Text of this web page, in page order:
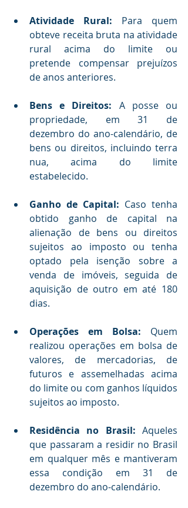
Atividade Rural: Para quem
obteve receita bruta na atividade
rural acima do limite ou
pretende compensar prejuízos
de anos anteriores.
Bens e Direitos: A posse ou
propriedade, em 31 de
dezembro do ano-calendário, de
bens ou direitos, incluindo terra
nua, acima do limite
estabelecido.
Ganho de Capital: Caso tenha
obtido ganho de capital na
alienação de bens ou direitos
sujeitos ao imposto ou tenha
optado pela isenção sobre a
venda de imóveis, seguida de
aquisição de outro em até 180
dias.
Operações em Bolsa: Quem
realizou operações em bolsa de
valores, de mercadorias, de
futuros e assemelhadas acima
do limite ou com ganhos líquidos
sujeitos ao imposto.
Residência no Brasil: Aqueles
que passaram a residir no Brasil
em qualquer mês e mantiveram
essa condição em 31 de
dezembro do ano-calendário.